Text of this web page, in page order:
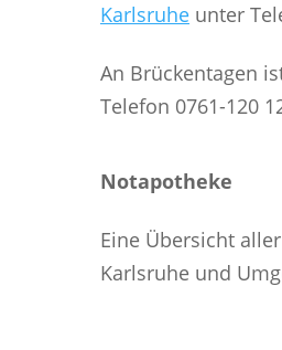
Karlsruheunter
An Brückentagen
Telefon 0761-120
Notapotheke
Eine Übersicht
Karlsruhe und